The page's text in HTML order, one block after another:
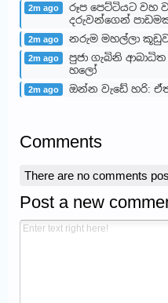
2m ago
රූප පෙට්ටියට වහ
දරුවන්ගෙන්
2m ago නරුම මහල්ලා
2m ago
පුජා ගැබිනි
හලෝ
2m ago ඔන්න වැඩේ හරි:
Comments
There are no comments
Post a new